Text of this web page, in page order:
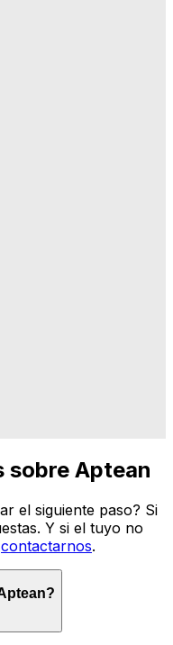
sobre Aptean
el siguiente paso? Si
Y si el tuyo no
contactarnos.